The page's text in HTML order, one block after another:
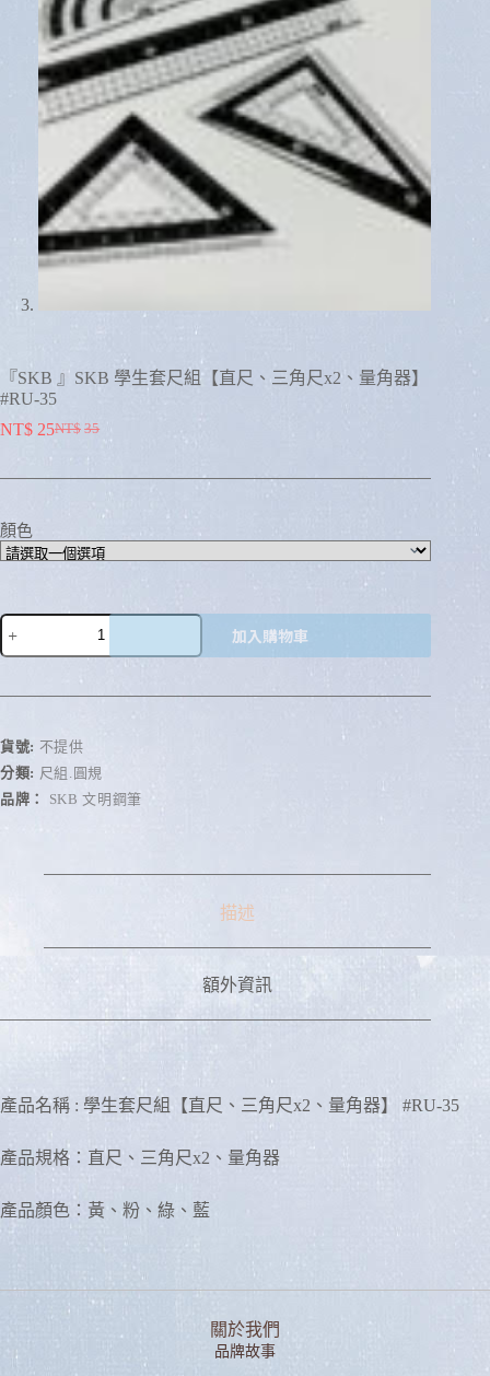
『SKB 』SKB 學生套尺組【直尺、三角尺x2、量角器】
#RU-35
NT$ 35
NT$ 25
顏色
加入購物車
r
n
a
t
貨號: 不提供
分類: 尺組.圓規
品牌： SKB 文明鋼筆
描述
額外資訊
產品名稱 : 學生套尺組【直尺、三角尺x2、量角器】 #RU-35
產品規格：直尺、三角尺x2、量角器
產品顏色：黃、粉、綠、藍
關於我們
品牌故事